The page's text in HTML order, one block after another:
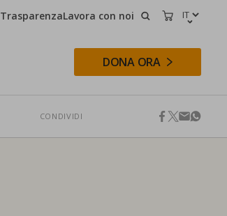
TrasparenzaLavora con noi CERCACARRELLO
DONA ORA
CONDIVIDI facebook
twitter
email